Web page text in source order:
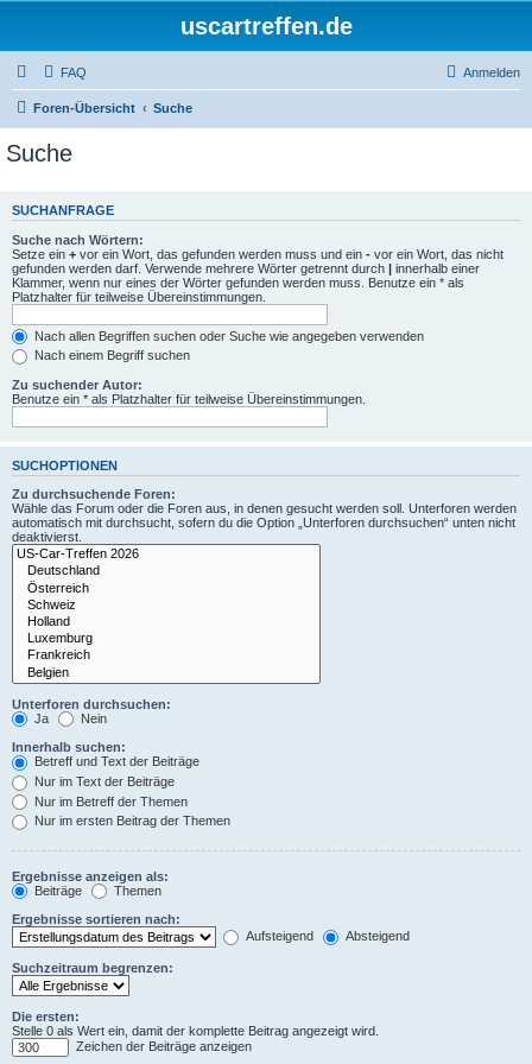
uscartreffen.de
FAQ Anmelden
Foren-Übersicht Suche
Suche
SUCHANFRAGE
Suche nach Wörtern:
Setze ein + vor ein Wort, das gefunden werden muss und ein - vor ein Wort, das nicht
gefunden werden darf. Verwende mehrere Wörter getrennt durch | innerhalb einer
Klammer, wenn nur eines der Wörter gefunden werden muss. Benutze ein * als
Platzhalter für teilweise Übereinstimmungen.
Nach allen Begriffen suchen oder Suche wie angegeben verwenden
Nach einem Begriff suchen
Zu suchender Autor:
Benutze ein * als Platzhalter für teilweise Übereinstimmungen.
SUCHOPTIONEN
Zu durchsuchende Foren:
Wähle das Forum oder die Foren aus, in denen gesucht werden soll. Unterforen werden
automatisch mit durchsucht, sofern du die Option „Unterforen durchsuchen“ unten nicht
deaktivierst.
Unterforen durchsuchen:
Ja
Nein
Innerhalb suchen:
Betreff und Text der Beiträge
Nur im Text der Beiträge
Nur im Betreff der Themen
Nur im ersten Beitrag der Themen
Ergebnisse anzeigen als:
Beiträge
Themen
Ergebnisse sortieren nach:
Aufsteigend
Absteigend
Suchzeitraum begrenzen:
Die ersten:
Stelle 0 als Wert ein, damit der komplette Beitrag angezeigt wird.
Zeichen der Beiträge anzeigen